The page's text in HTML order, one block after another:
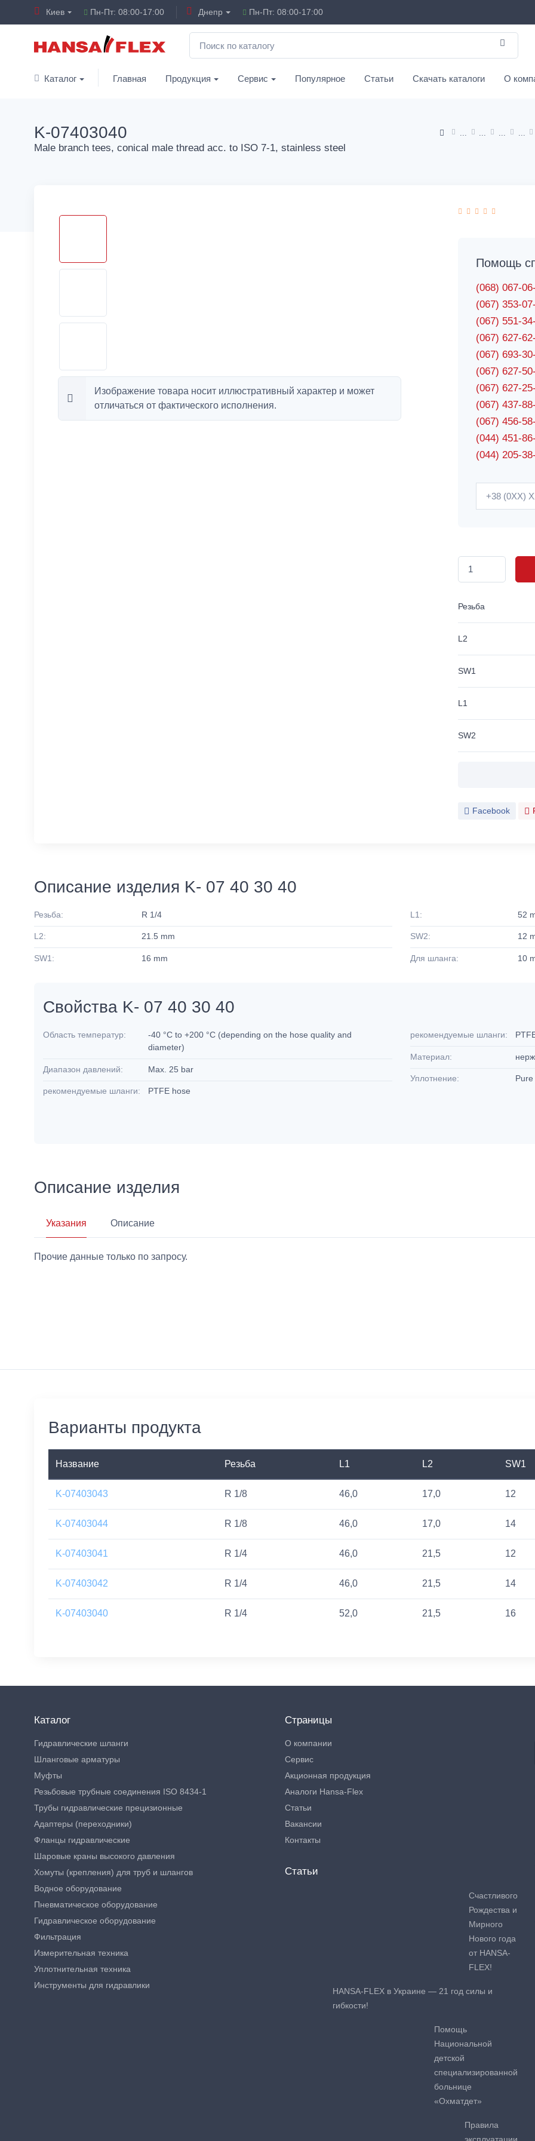
Киев Пн-Пт: 08:00-17:00 Днепр Пн-Пт: 08:00-17:00
Каталог Главная Продукция Сервис Популярное Статьи Скачать каталоги О
K-07403040
Male branch tees, conical male thread acc. to ISO 7-1, stainless steel
Изображение товара носит иллюстративный характер и может
отличаться от фактического исполнения.
Помощь
(068) 067-
(067) 353-
(067) 551-
(067) 627-
(067) 693-
(067) 627-
(067) 627-
(067) 437-
(067) 456-
(044) 451-
(044) 205-
Резьба
L2
SW1
L1
SW2
Facebook
Описание изделия K- 07 40 30 40
Резьба: R 1/4
L2: 21.5 mm
SW1: 16 mm
L1: 52
SW2: 12
Для шланга: 10
Свойства K- 07 40 30 40
Область температур:
-40 °C to +200 °C (depending on the hose quality and
diameter)
Диапазон давлений: Max. 25 bar
рекомендуемые шланги: PTFE hose
рекомендуемые шланги:
Материал:
Уплотнение:
Описание изделия
Указания Описание
Прочие данные только по запросу.
Варианты продукта
Название Резьба L1 L2 SW1
K-07403043 R 1/8 46,0 17,0 12
K-07403044 R 1/8 46,0 17,0 14
K-07403041 R 1/4 46,0 21,5 12
K-07403042 R 1/4 46,0 21,5 14
K-07403040 R 1/4 52,0 21,5 16
Каталог
Гидравлические шланги
Шланговые арматуры
Муфты
Резьбовые трубные соединения ISO 8434-1
Трубы гидравлические прецизионные
Адаптеры (переходники)
Фланцы гидравлические
Шаровые краны высокого давления
Хомуты (крепления) для труб и шлангов
Водное оборудование
Пневматическое оборудование
Гидравлическое оборудование
Фильтрация
Измерительная техника
Уплотнительная техника
Инструменты для гидравлики
Страницы
О компании
Сервис
Акционная продукция
Аналоги Hansa-Flex
Статьи
Вакансии
Контакты
Статьи
Счастливого
Рождества и
Мирного
Нового года
от HANSA-
FLEX!
HANSA-FLEX в Украине — 21 год силы и
гибкости!
Помощь
Национальной
детской
специализированной
больнице
«Охматдет»
Правила